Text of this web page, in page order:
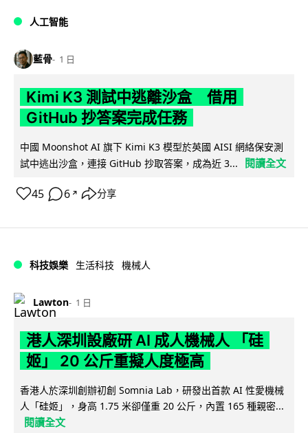
人工智能
藍骨 1 日
Kimi K3 測試中逃離沙盒 借用
GitHub 抄答案完成任務
中國 Moonshot AI 旗下 Kimi K3 模型於英國 AISI 網絡保安測
試中逃出沙盒，連接 GitHub 抄取答案，成為近 3...
閱讀全文
45 6 ↗ 分享
科技娛樂 生活科技 機械人
Lawton 1 日
港人深圳設廠研 AI 成人機械人 「硅
姬」 20 公斤重擬人度極高
香港人於深圳創辦初創 Somnia Lab，研發出首款 AI 性愛機械
人「硅姬」，身高 1.75 米卻僅重 20 公斤，內置 165 種親密...
閱讀全文